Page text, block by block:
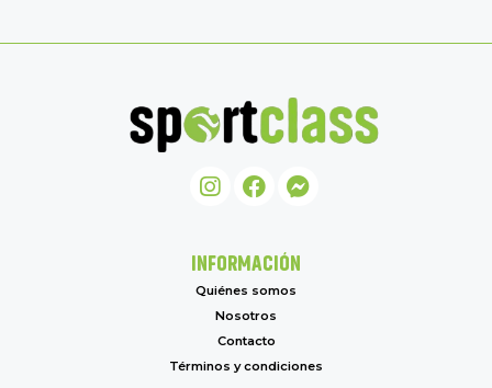
INFORMACIÓN
Quiénes somos
Nosotros
Contacto
Términos y condiciones